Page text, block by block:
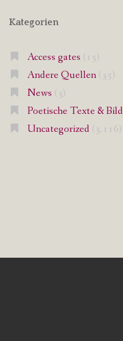
Kategorien
Access gates (15)
Andere Quellen(35)
News (3)
Poetische Texte & Bild
Uncategorized (3.116)